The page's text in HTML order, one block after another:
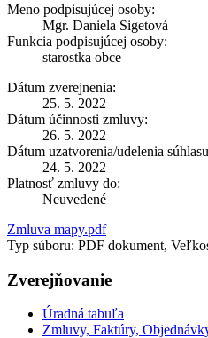
Meno podpisujúcej osoby:
Mgr. Daniela Sigetová
Funkcia podpisujúcej osoby:
starostka obce
Dátum zverejnenia:
25. 5. 2022
Dátum účinnosti zmluvy:
26. 5. 2022
Dátum uzatvorenia/udelenia
24. 5. 2022
Platnosť zmluvy do:
Neuvedené
Zmluva mapy.pdf
Typ súboru: PDF dokument,
Zverejňovanie
Úradná tabuľa
Zmluvy, Faktúry,